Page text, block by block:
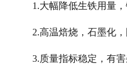
1.大幅降低生铁用量，
2.高温焙烧，石墨化，
3.质量指标稳定，有害